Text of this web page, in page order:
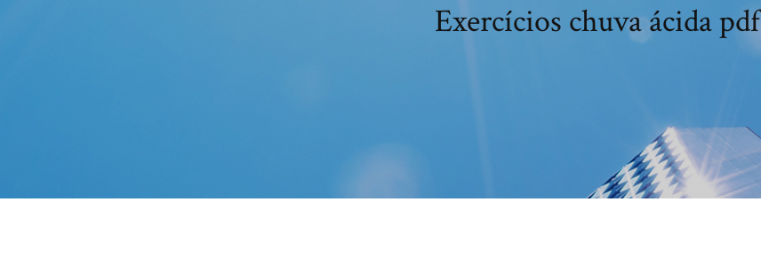
Exercícios chuva ácida pdf